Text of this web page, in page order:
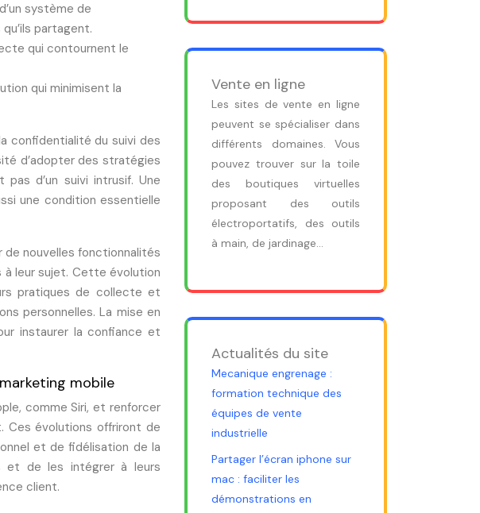
système de
partagent.
qui contournent le
qui minimisent la
confidentialité du suivi des
d’adopter des stratégies
d’un suivi intrusif. Une
une condition essentielle
de nouvelles fonctionnalités
leur sujet. Cette évolution
pratiques de collecte et
personnelles. La mise en
instaurer la confiance et
mobile
comme Siri, et renforcer
Ces évolutions offriront de
et de fidélisation de la
et de les intégrer à leurs
client.
Vente en ligne
Les sites de vente en ligne
peuvent se spécialiser dans
différents domaines. Vous
pouvez trouver sur la toile
des boutiques virtuelles
proposant des outils
électroportatifs, des outils
à main, de jardinage…
Actualités du site
Mecanique engrenage :
formation technique des
équipes de vente
industrielle
Partager l’écran iphone sur
mac : faciliter les
démonstrations en